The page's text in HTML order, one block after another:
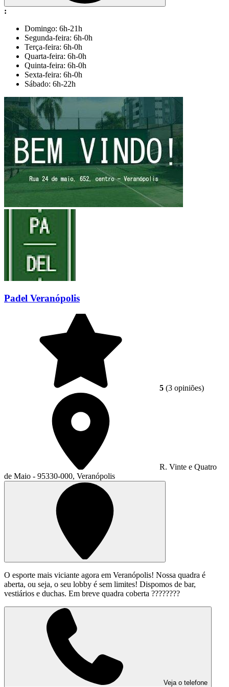
:
Domingo: 6h-21h
Segunda-feira: 6h-0h
Terça-feira: 6h-0h
Quarta-feira: 6h-0h
Quinta-feira: 6h-0h
Sexta-feira: 6h-0h
Sábado: 6h-22h
Padel Veranópolis
5 (3 opiniões)
R. Vinte e Quatro
de Maio - 95330-000, Veranópolis
O esporte mais viciante agora em Veranópolis! Nossa quadra é
aberta, ou seja, o seu lobby é sem limites! Dispomos de bar,
vestiários e duchas. Em breve quadra coberta ????????
Veja o telefone